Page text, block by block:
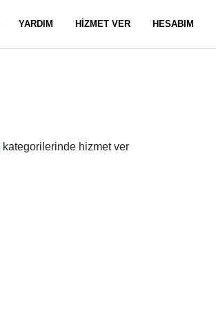
YARDIM HİZMET VER HESABIM
kategorilerinde hizmet ver